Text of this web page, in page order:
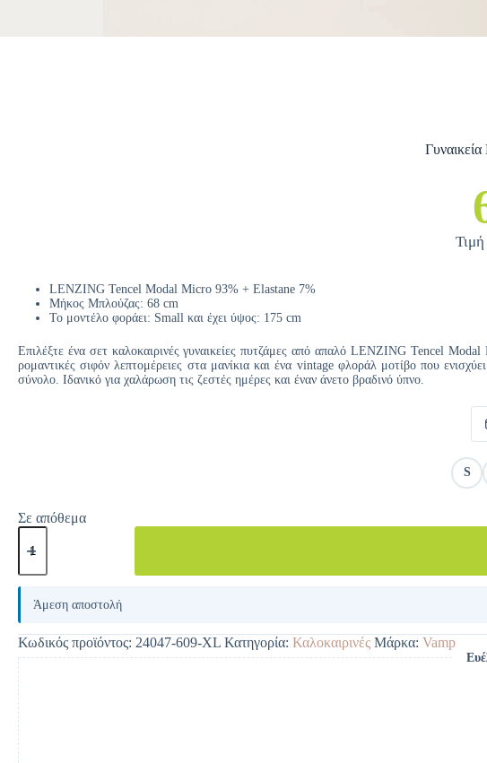
LENZING Tencel Modal Micro 93% + Elastane 7%
Μήκος Μπλούζας: 68 cm
Το μοντέλο φοράει: Small και έχει ύψος: 175 cm
Επιλέξτε ένα σετ καλοκαιρινές γυναικείες πυτζάμες από απαλό LENZING Tencel
ρομαντικές σιφόν λεπτομέρειες στα μανίκια και ένα vintage φλοράλ μοτίβο που
σύνολο. Ιδανικό για χαλάρωση τις ζεστές ημέρες και έναν άνετο βραδινό ύπνο.
S
Σε απόθεμα
A
e
r
n
a
t
i
v
e
Άμεση αποστολή
Κωδικός προϊόντος: 24047-609-XL Κατηγορία: Καλοκαιρινές Μάρκα: Vamp